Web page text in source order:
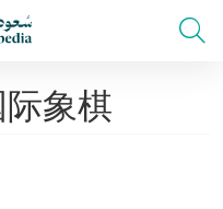
象棋